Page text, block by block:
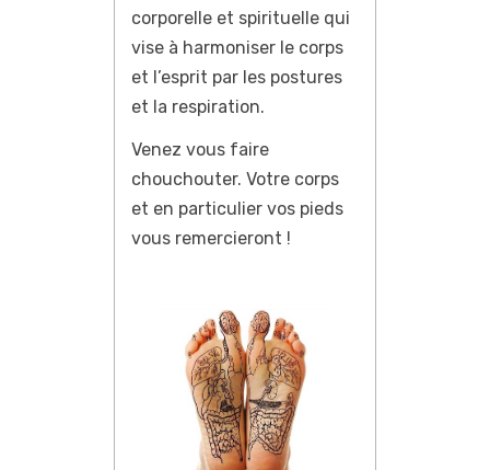
corporelle et spirituelle qui
vise à harmoniser le corps
et l’esprit par les postures
et la respiration.
Venez vous faire
chouchouter. Votre corps
et en particulier vos pieds
vous remercieront !